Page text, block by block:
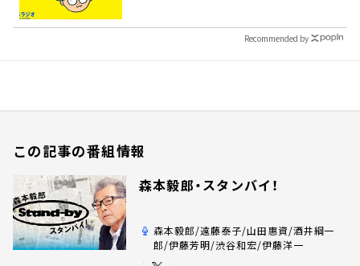
Recommended by
この記事の番組情報
森本毅郎・スタンバイ！
森本毅郎/遠藤泰子/山田惠資/酒井綱一
郎/伊藤芳明/渋谷和宏/伊藤洋一